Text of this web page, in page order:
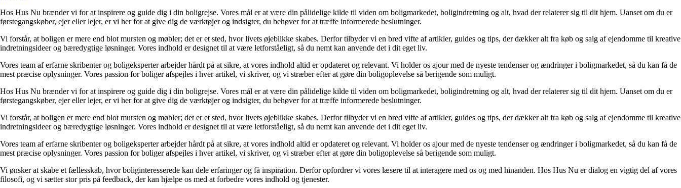
Hos Hus Nu brænder vi for at inspirere og guide dig i din boligrejse. Vores mål er at være din pålidelige kilde til viden om boligmarkedet, boligindretning og alt, hvad der relaterer sig til dit hjem. Uanset om du er
førstegangskøber, ejer eller lejer, er vi her for at give dig de værktøjer og indsigter, du behøver for at træffe informerede beslutninger.
Vi forstår, at boligen er mere end blot mursten og møbler; det er et sted, hvor livets øjeblikke skabes. Derfor tilbyder vi en bred vifte af artikler, guides og tips, der dækker alt fra køb og salg af ejendomme til kreative
indretningsideer og bæredygtige løsninger. Vores indhold er designet til at være letforståeligt, så du nemt kan anvende det i dit eget liv.
Vores team af erfarne skribenter og boligeksperter arbejder hårdt på at sikre, at vores indhold altid er opdateret og relevant. Vi holder os ajour med de nyeste tendenser og ændringer i boligmarkedet, så du kan få de
mest præcise oplysninger. Vores passion for boliger afspejles i hver artikel, vi skriver, og vi stræber efter at gøre din boligoplevelse så berigende som muligt.
Hos Hus Nu brænder vi for at inspirere og guide dig i din boligrejse. Vores mål er at være din pålidelige kilde til viden om boligmarkedet, boligindretning og alt, hvad der relaterer sig til dit hjem. Uanset om du er
førstegangskøber, ejer eller lejer, er vi her for at give dig de værktøjer og indsigter, du behøver for at træffe informerede beslutninger.
Vi forstår, at boligen er mere end blot mursten og møbler; det er et sted, hvor livets øjeblikke skabes. Derfor tilbyder vi en bred vifte af artikler, guides og tips, der dækker alt fra køb og salg af ejendomme til kreative
indretningsideer og bæredygtige løsninger. Vores indhold er designet til at være letforståeligt, så du nemt kan anvende det i dit eget liv.
Vores team af erfarne skribenter og boligeksperter arbejder hårdt på at sikre, at vores indhold altid er opdateret og relevant. Vi holder os ajour med de nyeste tendenser og ændringer i boligmarkedet, så du kan få de
mest præcise oplysninger. Vores passion for boliger afspejles i hver artikel, vi skriver, og vi stræber efter at gøre din boligoplevelse så berigende som muligt.
Vi ønsker at skabe et fællesskab, hvor boliginteresserede kan dele erfaringer og få inspiration. Derfor opfordrer vi vores læsere til at interagere med os og med hinanden. Hos Hus Nu er dialog en vigtig del af vores
filosofi, og vi sætter stor pris på feedback, der kan hjælpe os med at forbedre vores indhold og tjenester.